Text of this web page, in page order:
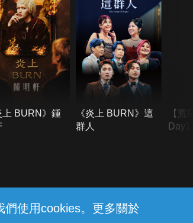
使用cookies。更多關於
上 BURN》鍾
《炎上 BURN》這
群人
【荒